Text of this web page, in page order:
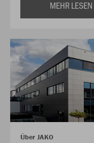
MEHR LESEN
Über JAKO